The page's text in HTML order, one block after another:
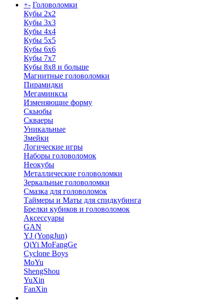
+- Головоломки
Кубы 2х2
Кубы 3х3
Кубы 4x4
Кубы 5х5
Кубы 6х6
Кубы 7х7
Кубы 8х8 и больше
Магнитные головоломки
Пирамидки
Мегаминксы
Изменяющие форму
Скьюбы
Скваеры
Уникальные
Змейки
Логические игры
Наборы головоломок
Неокубы
Металлические головоломки
Зеркальные головоломки
Смазка для головоломок
Таймеры и Маты для спидкубинга
Брелки кубиков и головоломок
Аксессуары
GAN
YJ (YongJun)
QiYi MoFangGe
Cyclone Boys
MoYu
ShengShou
YuXin
FanXin